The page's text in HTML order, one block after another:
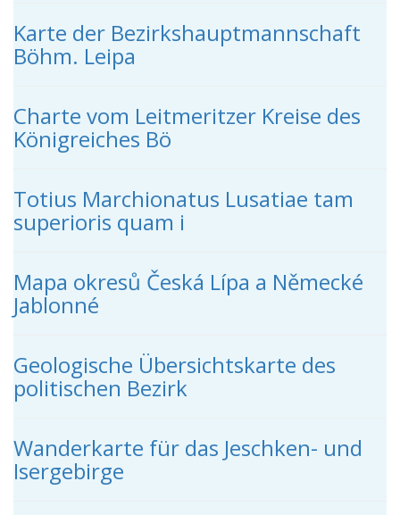
Karte der Bezirkshauptmannschaft
Böhm. Leipa
Charte vom Leitmeritzer Kreise des
Königreiches Bö
Totius Marchionatus Lusatiae tam
superioris quam i
Mapa okresů Česká Lípa a Německé
Jablonné
Geologische Übersichtskarte des
politischen Bezirk
Wanderkarte für das Jeschken- und
Isergebirge